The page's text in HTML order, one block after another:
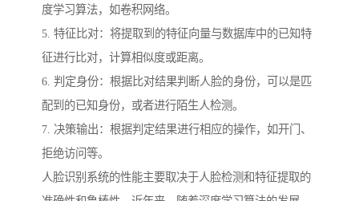
度学习算法，如卷积网络。
5. 特征比对：将提取到的特征向量与数据库中的已知特
征进行比对，计算相似度或距离。
6. 判定身份：根据比对结果判断人脸的身份，可以是匹
配到的已知身份，或者进行陌生人检测。
7. 决策输出：根据判定结果进行相应的操作，如开门、
拒绝访问等。
人脸识别系统的性能主要取决于人脸检测和特征提取的